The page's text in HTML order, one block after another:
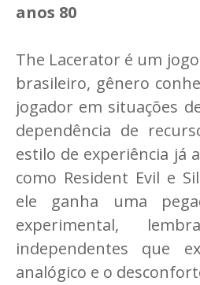
anos 80
The Lacerator é um
brasileiro, gênero
jogador em situações
dependência de
estilo de experiência já
como Resident Evil e
ele ganha uma
experimental,
independentes que
analógico e o